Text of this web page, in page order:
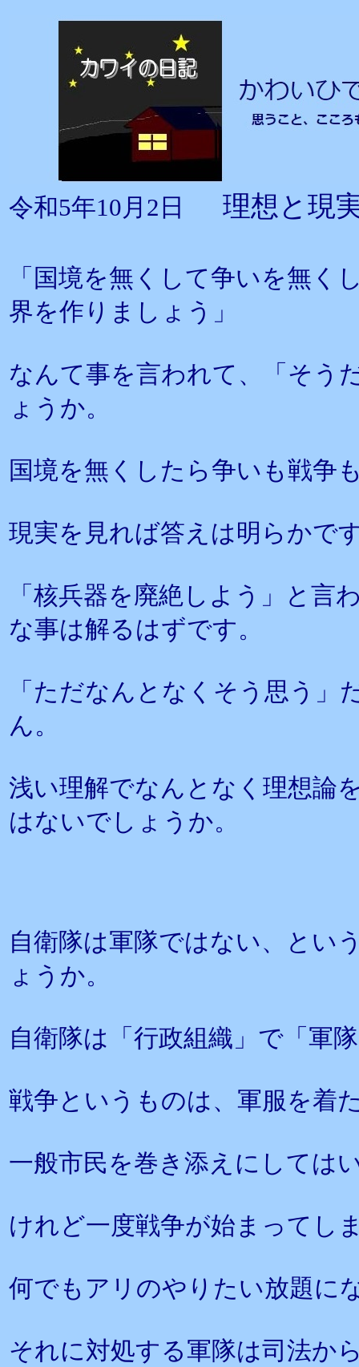
令和5年10月2日 理想と現
「国境を無くして争いを無く
界を作りましょう」
なんて事を言われて、「そう
ょうか。
国境を無くしたら争いも戦争
現実を見れば答えは明らかで
「核兵器を廃絶しよう」と言
な事は解るはずです。
「ただなんとなくそう思う
ん。
浅い理解でなんとなく理想論
はないでしょうか。
自衛隊は軍隊ではない、とい
ょうか。
自衛隊は「行政組織」で「軍
戦争というものは、軍服を着
一般市民を巻き添えにしては
けれど一度戦争が始まってし
何でもアリのやりたい放題に
それに対処する軍隊は司法か